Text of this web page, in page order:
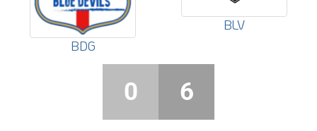
BDG
BLV
0 6